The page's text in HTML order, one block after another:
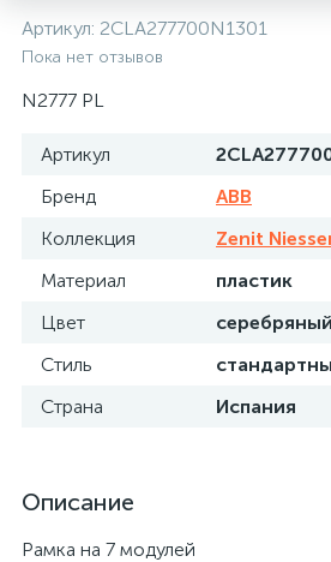
Артикул: 2CLA277700N1301
Пока нет отзывов
N2777 PL
Артикул
Бренд
ABB
Коллекция
Zenit
Материал
пластик
Цвет
серебряный
Стиль
Страна
Испания
Описание
Рамка на 7 модулей